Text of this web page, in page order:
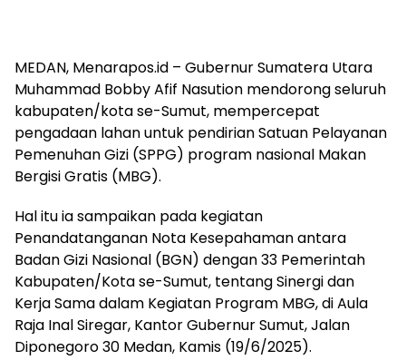
MEDAN, Menarapos.id – Gubernur Sumatera Utara
Muhammad Bobby Afif Nasution mendorong seluruh
kabupaten/kota se-Sumut, mempercepat
pengadaan lahan untuk pendirian Satuan Pelayanan
Pemenuhan Gizi (SPPG) program nasional Makan
Bergisi Gratis (MBG).
Hal itu ia sampaikan pada kegiatan
Penandatanganan Nota Kesepahaman antara
Badan Gizi Nasional (BGN) dengan 33 Pemerintah
Kabupaten/Kota se-Sumut, tentang Sinergi dan
Kerja Sama dalam Kegiatan Program MBG, di Aula
Raja Inal Siregar, Kantor Gubernur Sumut, Jalan
Diponegoro 30 Medan, Kamis (19/6/2025).